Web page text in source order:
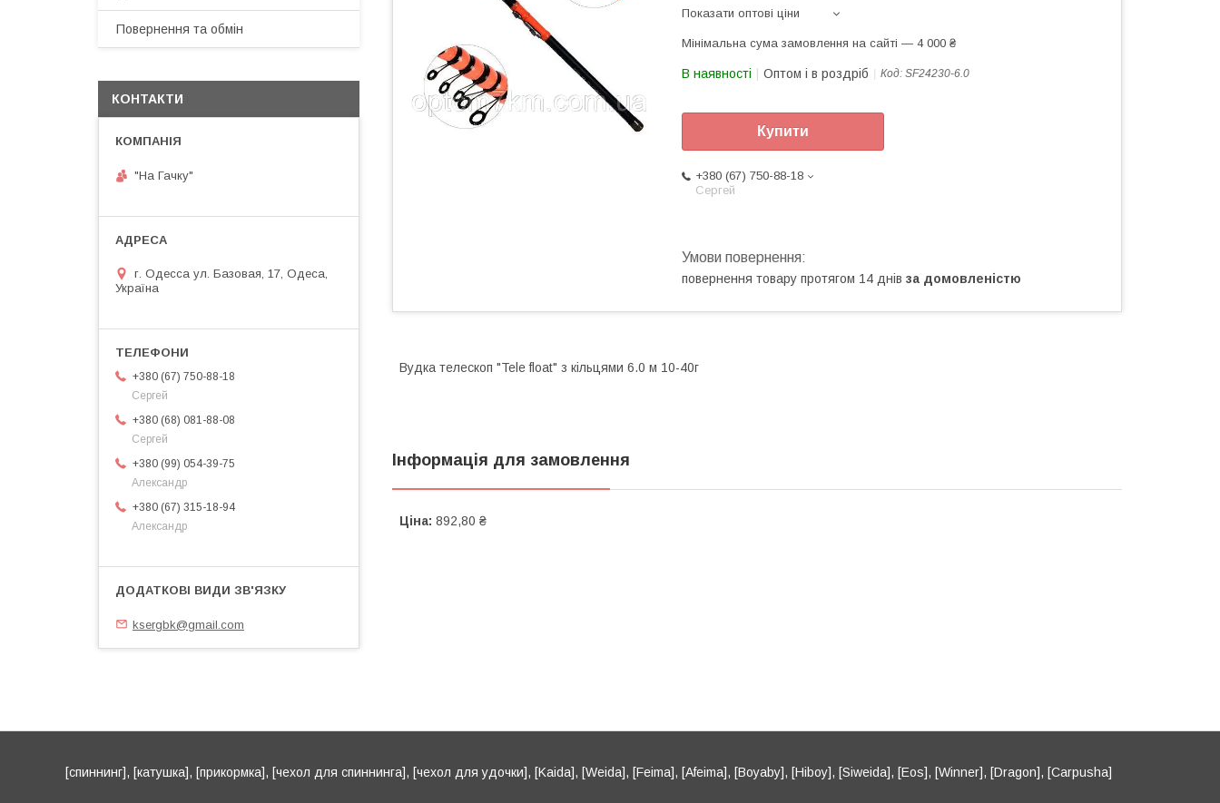
Показати оптові ціни
Мінімальна сума замовлення на сайті — 4 000 ₴
В наявності Оптом і в роздріб Код: SF24230-6.0
Купити
+380 (67) 750-88-18
Сергей
повернення товару протягом 14 днів за домовленістю
Вудка телескоп "Tele float" з кільцями 6.0 м 10-40г
Інформація для замовлення
Ціна: 892,80 ₴
Повернення та обмін
КОНТАКТИ
"На Гачку"
г. Одесса ул. Базовая, 17, Одеса,
Україна
+380 (67) 750-88-18
Сергей
+380 (68) 081-88-08
Сергей
+380 (99) 054-39-75
Александр
+380 (67) 315-18-94
Александр
ksergbk@gmail.com
[спиннинг], [катушка], [прикормка], [чехол для спиннинга], [чехол для удочки], [Kaida], [Weida], [Feima], [Afeima], [Boyaby], [Hiboy], [Siweida], [Eos], [Winner], [Dragon], [Carpusha]